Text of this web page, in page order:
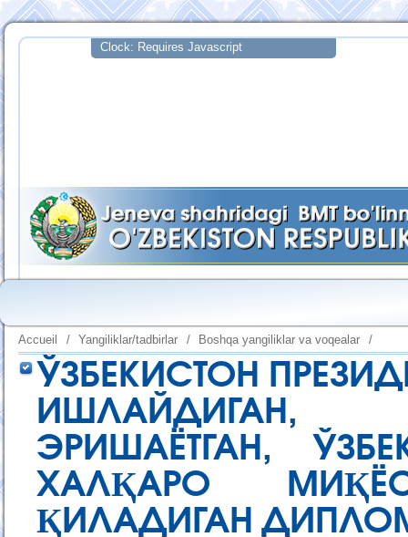
Accueil / Yangiliklar/tadbirlar / Boshqa yangiliklar va voqealar /
ЎЗБЕКИСТОН
ИШЛАЙДИГАН,
ЭРИШАЁТГАН,
ХАЛҚАРО
ҚИЛАДИГАН